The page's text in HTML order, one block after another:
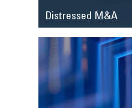
Distressed M&A